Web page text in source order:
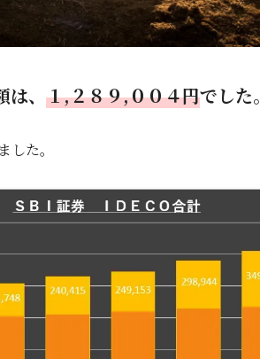
、 １,２８９,００４円でした。
た。